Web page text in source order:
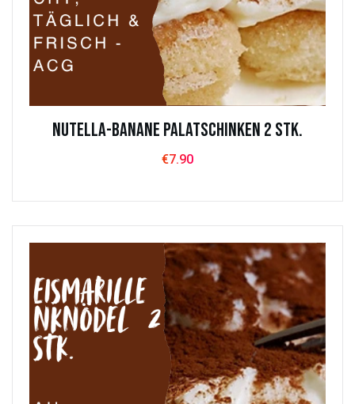
Nutella-Banane Palatschinken 2 Stk.
€7.90